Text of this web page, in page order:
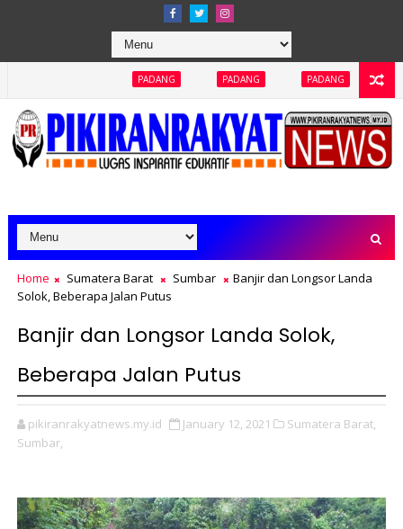
PADANG PADANG PADANG
Home Sumatera Barat Sumbar
Banjir dan Longsor Landa
Solok, Beberapa Jalan Putus
Banjir dan Longsor Landa Solok,
Beberapa Jalan Putus
pikiranrakyatnews.my.id January 12, 2021
Sumatera Barat,
Sumbar,